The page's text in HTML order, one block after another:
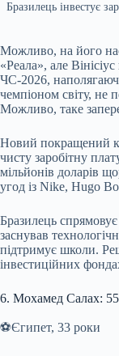
Бразилець інвестує
Можливо, на його
«Реала», але
ЧС-2026,
чемпіоном світу, не
Можливо, таке
Новий покращений
чисту заробітну
мільйонів доларів
угод із Nike, Hugo
Бразилець спрямовує
заснував
підтримує школи.
інвестиційних
6. Мохамед Салах: 55
⚽️Єгипет, 33 роки